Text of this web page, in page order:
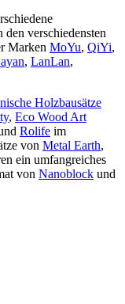
den verschiedensten
Marken MoYu, QiYi,
, LanLan,
Holzbausätze
, Eco Wood Art
Rolife im
von Metal Earth,
ein umfangreiches
von Nanoblock und